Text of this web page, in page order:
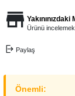
Ürünü
Paylaş
Önemli: